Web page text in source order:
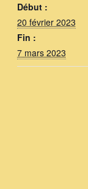
Début :
20 février 2023
Fin :
7 mars 2023